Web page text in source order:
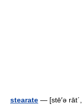
stearate — [stē′ə